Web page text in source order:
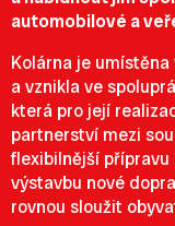
automobilové a
Kolárna je
a vznikla ve
která pro její
partnerství mezi
flexibilnější
výstavbu nové
rovnou sloužit